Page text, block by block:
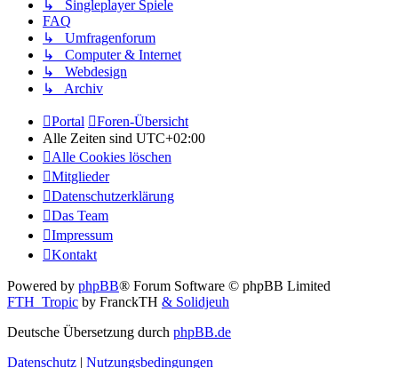
↳ Singleplayer Spiele
FAQ
↳ Umfragenforum
↳ Computer & Internet
↳ Webdesign
↳ Archiv
Portal
Foren-Übersicht
Alle Zeiten sind UTC+02:00
Alle Cookies löschen
Mitglieder
Datenschutzerklärung
Das Team
Impressum
Kontakt
Powered by phpBB® Forum Software © phpBB Limited
FTH_Tropic by FranckTH & Solidjeuh
Deutsche Übersetzung durch phpBB.de
Datenschutz | Nutzungsbedingungen